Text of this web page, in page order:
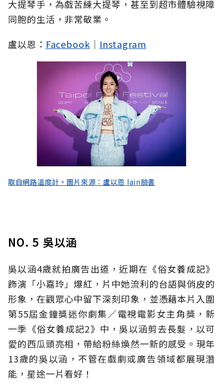
大提琴手，為戲苦練大提琴，甚至到超市體驗視障
同胞的生活，非常敬業。
盧以恩： Facebook ｜ Instagram
取自網路溫度計。圖片來源：盧以恩 Iain臉書
NO. 5 吳以涵
吳以涵4歲就拍廣告出道，近期在《俗女養成記》
飾演「小嘉玲」爆紅，片中她流利的台語與俏皮的
形象，在觀眾心中留下深刻印象，並憑藉本片入圍
第55屆金鐘獎迷你劇集／電視電影女主角獎，新
一季《俗女養成記2》中，吳以涵剪去長髮，以可
愛的西瓜頭亮相，帶給粉絲煥然一新的感受。現年
13歲的吳以涵，不管在戲劇或廣告領域都展現潛
能，星途一片看好！